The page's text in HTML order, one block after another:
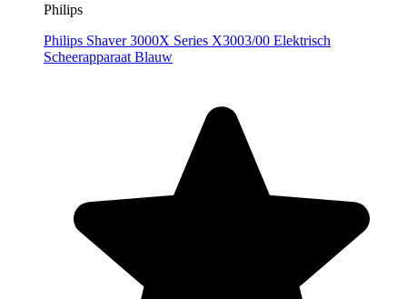
Philips
Philips Shaver 3000X Series X3003/00 Elektrisch
Scheerapparaat Blauw